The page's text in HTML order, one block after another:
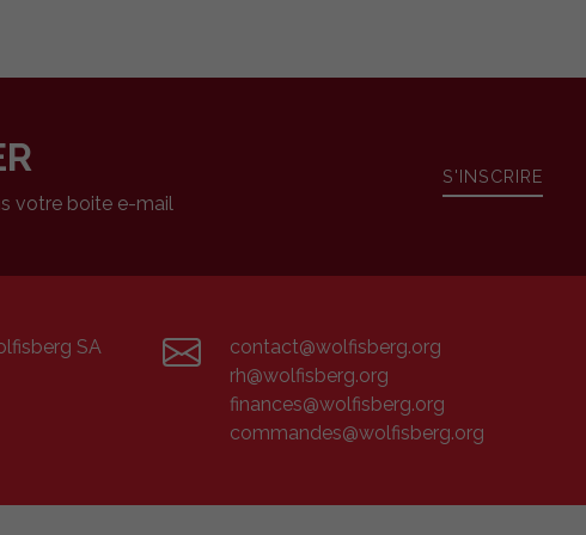
votre boite e-mail
S'INSCRIRE
SA
contact@wolfisberg.org
rh@wolfisberg.org
finances@wolfisberg.org
commandes@wolfisberg.org